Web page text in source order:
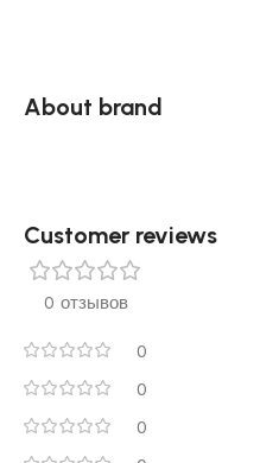
About brand
Customer reviews​
0 отзывов
0
0
0